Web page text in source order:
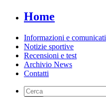
Home
Informazioni e comunicati
Notizie sportive
Recensioni e test
Archivio News
Contatti